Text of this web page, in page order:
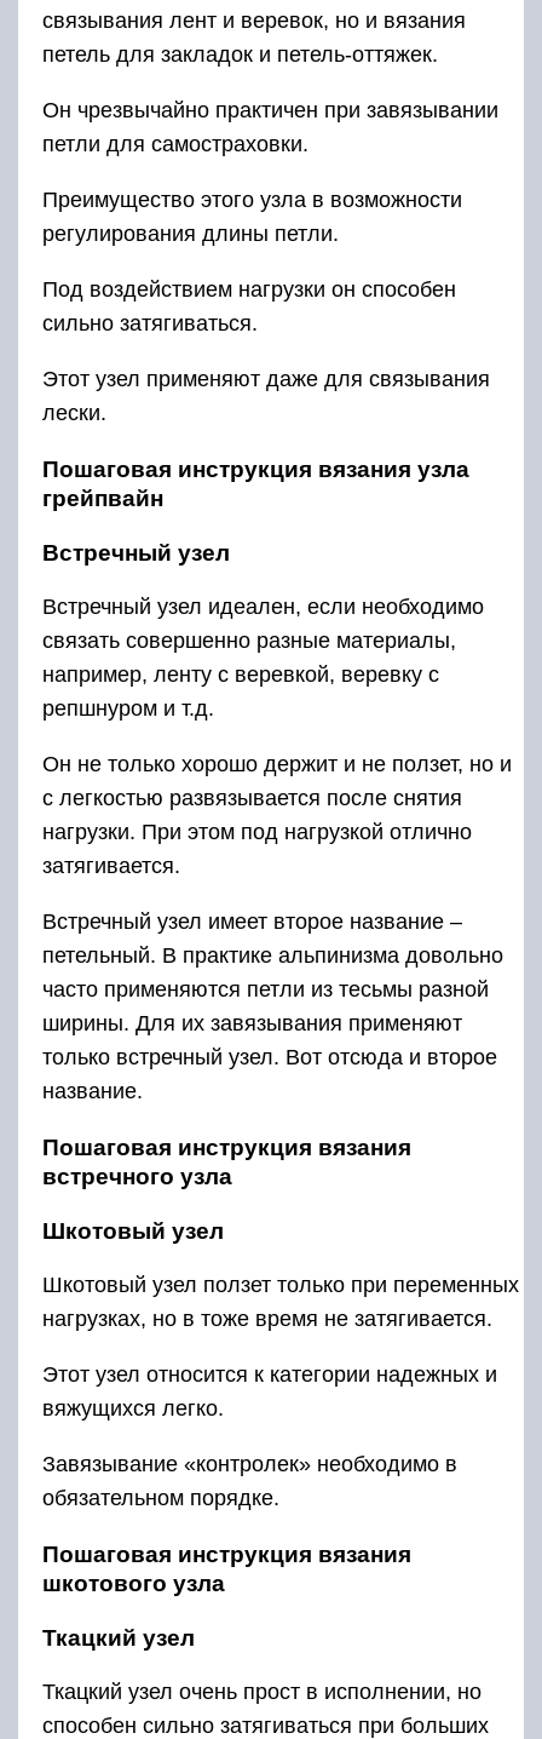
связывания лент и веревок, но и вязания
петель для закладок и петель-оттяжек.
Он чрезвычайно практичен при завязывании
петли для самостраховки.
Преимущество этого узла в возможности
регулирования длины петли.
Под воздействием нагрузки он способен
сильно затягиваться.
Этот узел применяют даже для связывания
лески.
Пошаговая инструкция вязания узла
грейпвайн
Встречный узел
Встречный узел идеален, если необходимо
связать совершенно разные материалы,
например, ленту с веревкой, веревку с
репшнуром и т.д.
Он не только хорошо держит и не ползет, но и
с легкостью развязывается после снятия
нагрузки. При этом под нагрузкой отлично
затягивается.
Встречный узел имеет второе название –
петельный. В практике альпинизма довольно
часто применяются петли из тесьмы разной
ширины. Для их завязывания применяют
только встречный узел. Вот отсюда и второе
название.
Пошаговая инструкция вязания
встречного узла
Шкотовый узел
Шкотовый узел ползет только при переменных
нагрузках, но в тоже время не затягивается.
Этот узел относится к категории надежных и
вяжущихся легко.
Завязывание «контролек» необходимо в
обязательном порядке.
Пошаговая инструкция вязания
шкотового узла
Ткацкий узел
Ткацкий узел очень прост в исполнении, но
способен сильно затягиваться при больших